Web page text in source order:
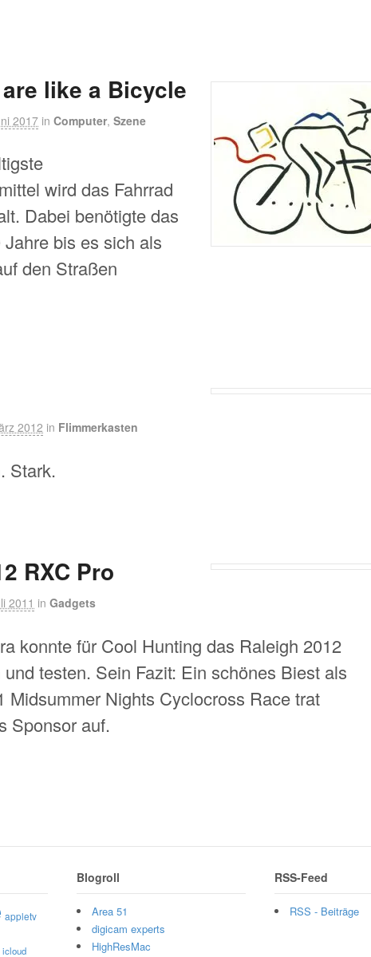
like a Bicycle
2017 in Computer, Szene
wird das Fahrrad
Dabei benötigte das
Jahre bis es sich als
den Straßen
2012 in Flimmerkasten
Stark.
RXC Pro
2011 in Gadgets
konnte für Cool Hunting das Raleigh 2012
testen. Sein Fazit: Ein schönes Biest als
Midsummer Nights Cyclocross Race trat
Sponsor auf.
appletv
icloud
Blogroll
Area 51
digicam experts
HighResMac
RSS-Feed
RSS - Beiträge